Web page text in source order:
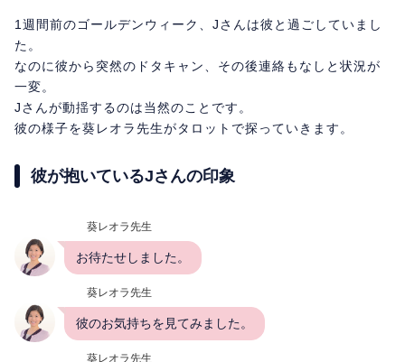
1週間前のゴールデンウィーク、Jさんは彼と過ごしていまし
た。
なのに彼から突然のドタキャン、その後連絡もなしと状況が
一変。
Jさんが動揺するのは当然のことです。
彼の様子を葵レオラ先生がタロットで探っていきます。
彼が抱いているJさんの印象
葵レオラ先生
お待たせしました。
葵レオラ先生
彼のお気持ちを見てみました。
葵レオラ先生